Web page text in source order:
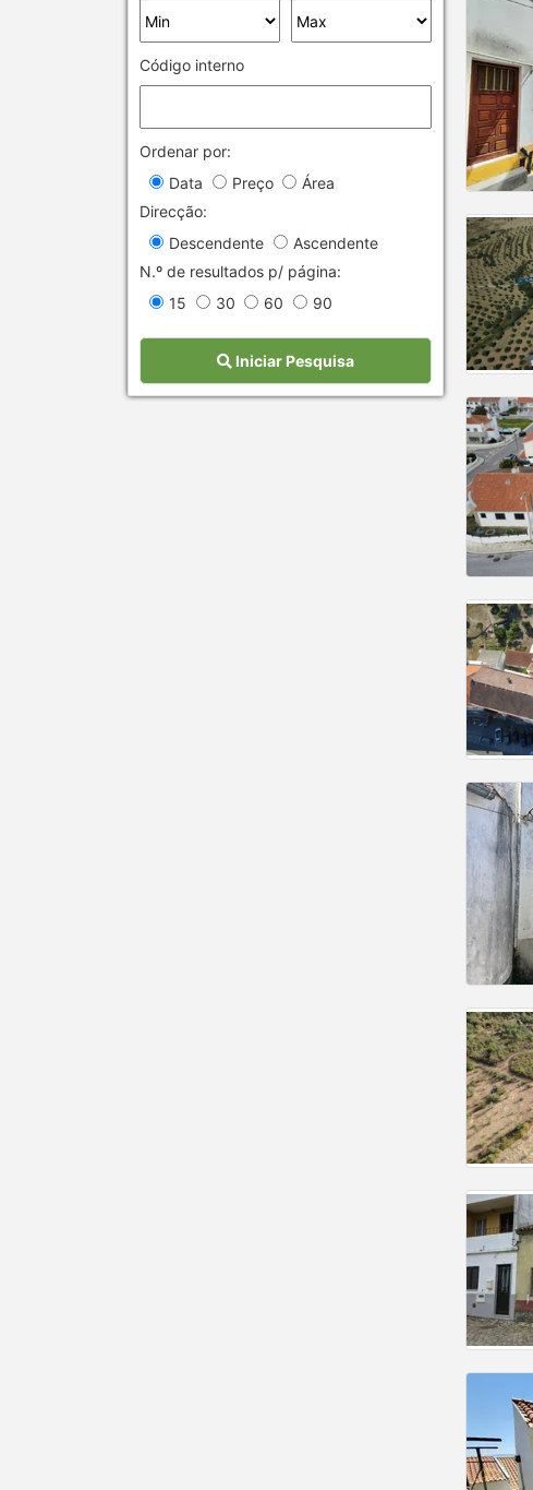
Código interno
Ordenar por:
Data
Preço
Área
Direcção:
Descendente
Ascendente
N.º de resultados p/ página:
15
30 60 90
Iniciar Pesquisa